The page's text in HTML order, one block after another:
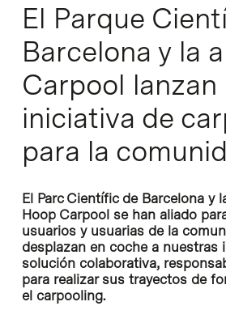
El Parque
Barcelona y la
Carpool lanzan
iniciativa de
para la
El Parc Científic de Barcelona y
Hoop Carpool se han aliado
usuarios y usuarias de la
desplazan en coche a nuestras
solución colaborativa,
para realizar sus trayectos de
el carpooling.